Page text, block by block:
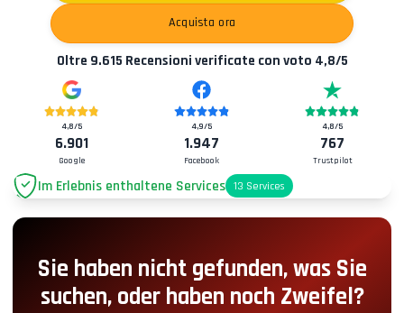
Acquista ora
Oltre 9.615 Recensioni verificate con voto 4,8/5
4,8/5
6.901
Google
4,9/5
1.947
Facebook
4,8/5
767
Trustpilot
Im Erlebnis enthaltene Services 13 Services
Parkplatz +2.00€
Boxengassen-Zugang +5.00€
Sie haben nicht gefunden, was Sie
suchen, oder haben noch Zweifel?